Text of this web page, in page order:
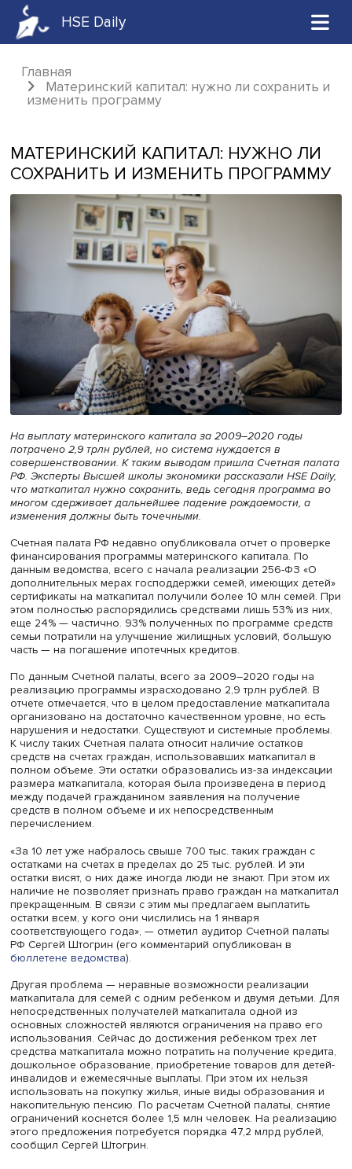
HSE Daily
Главная
Материнский капитал: нужно ли
МАТЕРИНСКИЙ КАПИТАЛ: НУЖНО
СОХРАНИТЬ И ИЗМЕНИТЬ
На выплату материнского капитала за 2009–2020 годы
потрачено 2,9 трлн рублей, но система нуждается в
РФ. Эксперты Высшей школы экономики рассказали
что маткапитал нужно сохранить, ведь сегодня
многом сдерживает дальнейшее падение рождаемости,
изменения должны быть точечными.
Счетная палата РФ недавно опубликовала отчет о
финансирования программы материнского капитала.
данным ведомства, всего с начала реализации 256-ФЗ
дополнительных мерах господдержки семей, имеющих
сертификаты на маткапитал получили более 10 млн
этом полностью распорядились средствами лишь 53%
еще 24% — частично. 93% полученных по программе
семьи потратили на улучшение жилищных условий,
часть — на погашение ипотечных кредитов.
По данным Счетной палаты, всего за 2009–2020 годы
реализацию программы израсходовано 2,9 трлн
отчете отмечается, что в целом предоставление
организовано на достаточно качественном уровне, но
К числу таких Счетная палата относит наличие остатков
средств на счетах граждан, использовавших
полном объеме. Эти остатки образовались из-за
размера маткапитала, которая была произведена в
между подачей гражданином заявления на получение
средств в полном объеме и их непосредственным
перечислением.
«За 10 лет уже набралось свыше 700 тыс. таких
остатками на счетах в пределах до 25 тыс. рублей. И эти
остатки висят, о них даже иногда люди не знают. При
наличие не позволяет признать право граждан на
прекращенным. В связи с этим мы предлагаем
остатки всем, у кого они числились на 1 января
соответствующего года», — отметил аудитор Счетной
РФ Сергей Штогрин (его комментарий опубликован в
бюллетене ведомства).
Другая проблема — неравные возможности
маткапитала для семей с одним ребенком и двумя